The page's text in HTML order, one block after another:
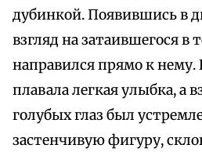
дубинкой. Появившись в
взгляд на затаившегося в
направился прямо к нему.
плавала легкая улыбка, а
голубых глаз был
застенчивую фигуру,